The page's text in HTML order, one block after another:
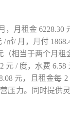
，月租金 6228.30
㎡/ 月，月付
（相当于两个月租
元 / 度，水费 6.58
元，且租金每
压力。同时提供